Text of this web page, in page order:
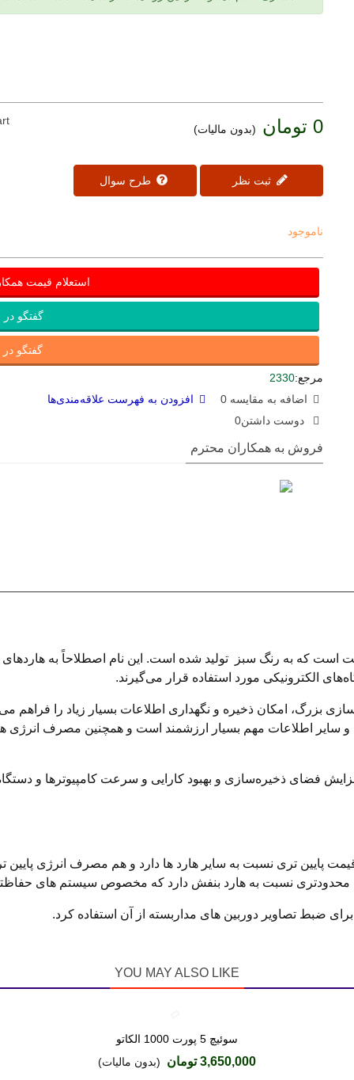
0 تومان (بدون مالیات)
ثبت نظر طرح سوال
ناموجود
استعلام قیمت
گفتگو در
گفتگو در
مرجع:2330
اضافه به مقایسه 0
افزودن به فهرست علاقه‌مندی‌ها
دوست داشتن0
فروش به همکاران محترم
هارد دیسک با ظرفیت 2 ترابایت است که به رنگ سبز تولید شده است. این نام
الکترونیکی مورد استفاده قرار می‌گیرند.
حجم ذخیره‌سازی بزرگ، امکان ذخیره و نگهداری اطلاعات بسیار زیاد را
و سایر اطلاعات مهم بسیار ارزشمند است و همچنین مصرف انرژی
فضای ذخیره‌سازی و بهبود کارایی و سرعت کامپیوترها و
پایین تری نسبت به سایر هارد ها دارد و هم مصرف انرژی
محدودتری نسبت به هارد بنفش دارد که مخصوص سیستم های
ضبط تصاویر دوربین های مداربسته از آن استفاده کرد.
YOU MAY ALSO LIKE
دوست داشتن سوئیچ 5 پورت 1000 الکاتو
3,650,000 تومان (بدون مالیات)